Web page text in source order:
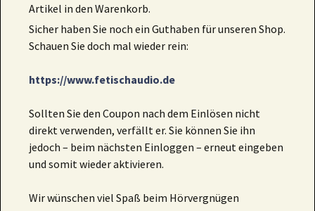
Artikel in den Warenkorb.
Sicher haben Sie noch ein Guthaben für unseren Shop.
Schauen Sie doch mal wieder rein:
https://www.fetischaudio.de
Sollten Sie den Coupon nach dem Einlösen nicht
direkt verwenden, verfällt er. Sie können Sie ihn
jedoch – beim nächsten Einloggen – erneut eingeben
und somit wieder aktivieren.
Wir wünschen viel Spaß beim Hörvergnügen